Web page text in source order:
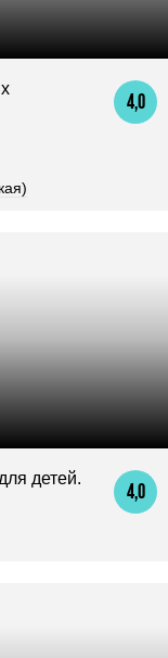
4,0
4,0
детей.